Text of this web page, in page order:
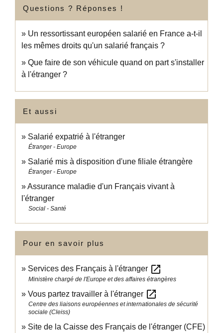
Questions ? Réponses !
Un ressortissant européen salarié en France a-t-il
les mêmes droits qu'un salarié français ?
Que faire de son véhicule quand on part s'installer
à l'étranger ?
Et aussi
Salarié expatrié à l'étranger
Étranger - Europe
Salarié mis à disposition d'une filiale étrangère
Étranger - Europe
Assurance maladie d'un Français vivant à
l'étranger
Social - Santé
Pour en savoir plus
Services des Français à l'étranger open_in_new
Ministère chargé de l'Europe et des affaires étrangères
Vous partez travailler à l'étranger open_in_new
Centre des liaisons européennes et internationales de sécurité
sociale (Cleiss)
Site de la Caisse des Français de l'étranger (CFE)